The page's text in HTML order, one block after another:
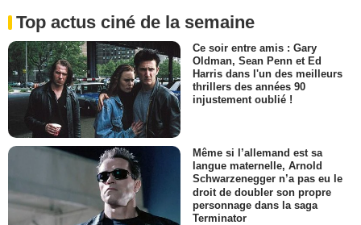
Top actus ciné de la semaine
Ce soir entre amis : Gary
Oldman, Sean Penn et Ed
Harris dans l'un des meilleurs
thrillers des années 90
injustement oublié !
Même si l’allemand est sa
langue maternelle, Arnold
Schwarzenegger n’a pas eu le
droit de doubler son propre
personnage dans la saga
Terminator